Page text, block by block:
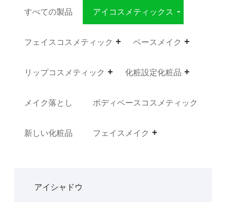
すべての製品 アイコスメティックス
フェイスコスメティック ベースメイク
リップコスメティック 化粧設定化粧品
メイク落とし ボディベースコスメティック
新しい化粧品 フェイスメイク
アイシャドウ